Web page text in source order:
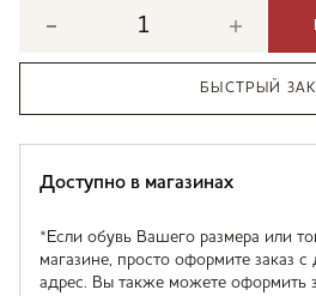
БЫСТРЫЙ
Доступно в магазинах
*Если обувь Вашего размера или
магазине, просто оформите заказ
адрес. Вы также можете оформить